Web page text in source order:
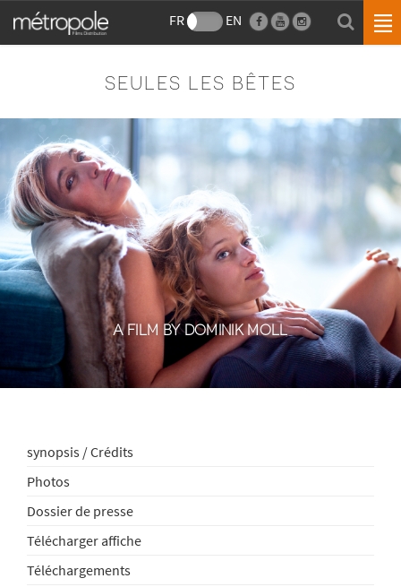
FR EN
SEULES LES BÊTES
A FILM BY DOMINIK MOLL
synopsis / Crédits
Photos
Dossier de presse
Télécharger affiche
Téléchargements